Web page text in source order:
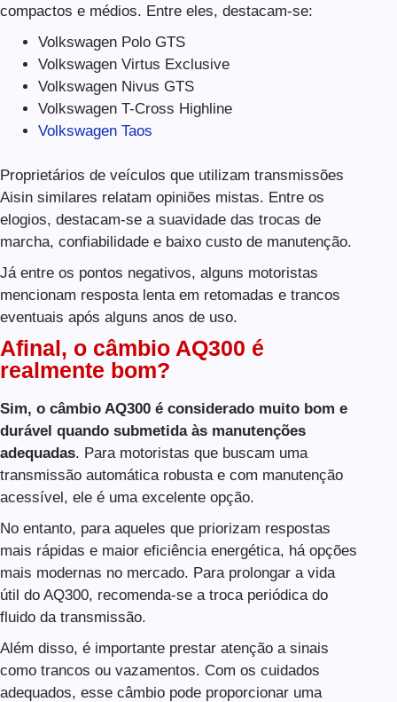
compactos e médios. Entre eles, destacam-se:
Volkswagen Polo GTS
Volkswagen Virtus Exclusive
Volkswagen Nivus GTS
Volkswagen T-Cross Highline
Volkswagen Taos
Proprietários de veículos que utilizam transmissões
Aisin similares relatam opiniões mistas. Entre os
elogios, destacam-se a suavidade das trocas de
marcha, confiabilidade e baixo custo de manutenção.
Já entre os pontos negativos, alguns motoristas
mencionam resposta lenta em retomadas e trancos
eventuais após alguns anos de uso.
Afinal, o câmbio AQ300 é
realmente bom?
Sim, o câmbio AQ300 é considerado muito bom e
durável quando submetida às manutenções
adequadas. Para motoristas que buscam uma
transmissão automática robusta e com manutenção
acessível, ele é uma excelente opção.
No entanto, para aqueles que priorizam respostas
mais rápidas e maior eficiência energética, há opções
mais modernas no mercado. Para prolongar a vida
útil do AQ300, recomenda-se a troca periódica do
fluido da transmissão.
Além disso, é importante prestar atenção a sinais
como trancos ou vazamentos. Com os cuidados
adequados, esse câmbio pode proporcionar uma